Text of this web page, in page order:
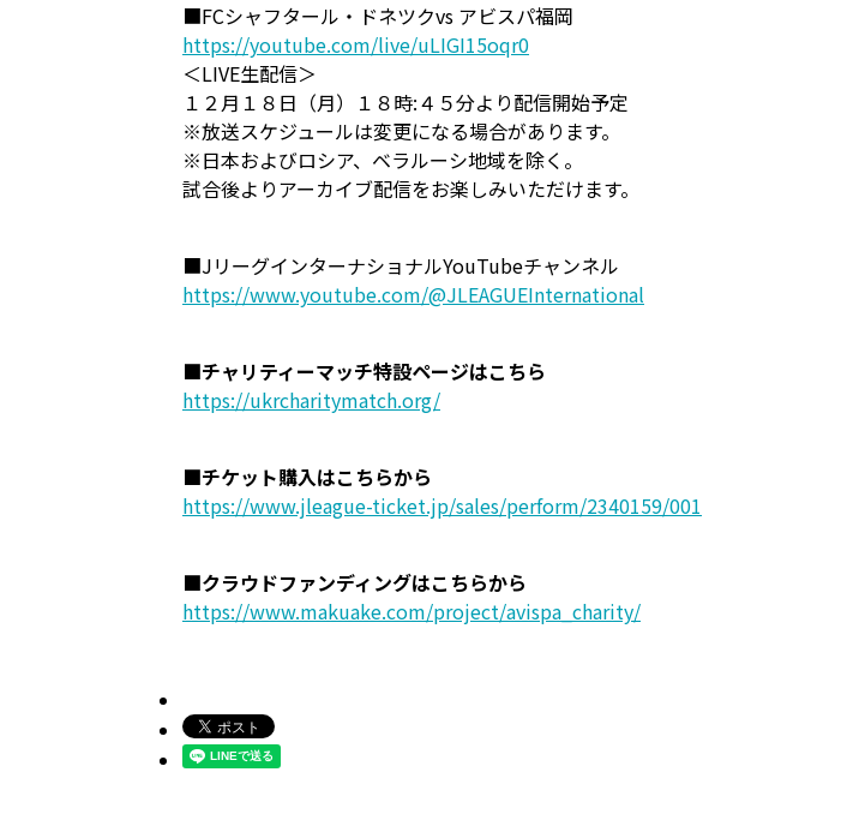
■FCシャフタール・ドネツクvs アビスパ福岡
https://youtube.com/live/uLIGI15oqr0
＜LIVE生配信＞
１２月１８日（月）１８時:４５分より配信開始予定
※放送スケジュールは変更になる場合があります。
※日本およびロシア、ベラルーシ地域を除く。
試合後よりアーカイブ配信をお楽しみいただけます。
■JリーグインターナショナルYouTubeチャンネル
https://www.youtube.com/@JLEAGUEInternational
■チャリティーマッチ特設ページはこちら
https://ukrcharitymatch.org/
■チケット購入はこちらから
https://www.jleague-ticket.jp/sales/perform/2340159/001
■クラウドファンディングはこちらから
https://www.makuake.com/project/avispa_charity/